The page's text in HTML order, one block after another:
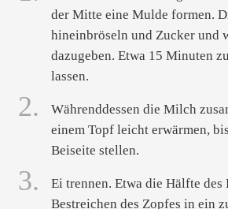
der Mitte eine Mulde formen.
hineinbröseln und Zucker und
dazugeben. Etwa 15 Minuten
lassen.
2.
Währenddessen die Milch
einem Topf leicht erwärmen,
Beiseite stellen.
3.
Ei trennen. Etwa die Hälfte des
Bestreichen des Zopfes in ein